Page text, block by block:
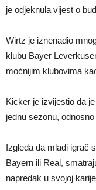
je odjeknula vijest o
Wirtz je iznenadio
klubu Bayer
moćnijim klubovima
Kicker je izvijestio da
jednu sezonu,
Izgleda da mladi igrač
Bayern ili Real,
napredak u svojoj